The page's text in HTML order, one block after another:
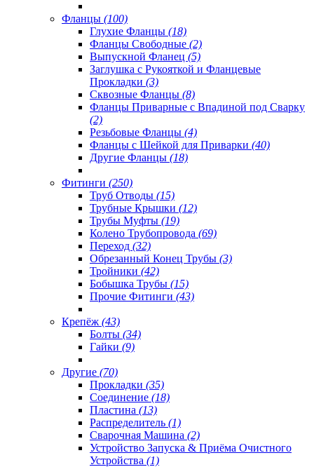
Фланцы (100)
Глухие Фланцы (18)
Фланцы Свободные (2)
Выпускной Фланец (5)
Заглушка с Рукояткой и Фланцевые
Прокладки (3)
Сквозные Фланцы (8)
Фланцы Приварные с Впадиной под Сварку
(2)
Резьбовые Фланцы (4)
Фланцы с Шейкой для Приварки (40)
Другие Фланцы (18)
Фитинги (250)
Труб Отводы (15)
Трубные Крышки (12)
Трубы Муфты (19)
Колено Трубопровода (69)
Переход (32)
Обрезанный Конец Трубы (3)
Тройники (42)
Бобышка Трубы (15)
Прочие Фитинги (43)
Крепёж (43)
Болты (34)
Гайки (9)
Другие (70)
Прокладки (35)
Соединение (18)
Пластина (13)
Распределитель (1)
Сварочная Машина (2)
Устройство Запуска & Приёма Очистного
Устройства (1)